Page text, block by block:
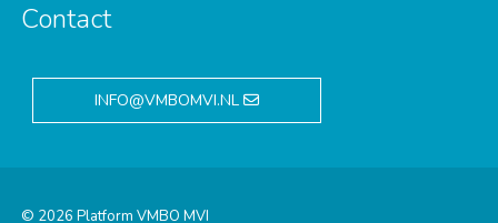
Contact
INFO@VMBOMVI.NL
© 2026 Platform VMBO MVI